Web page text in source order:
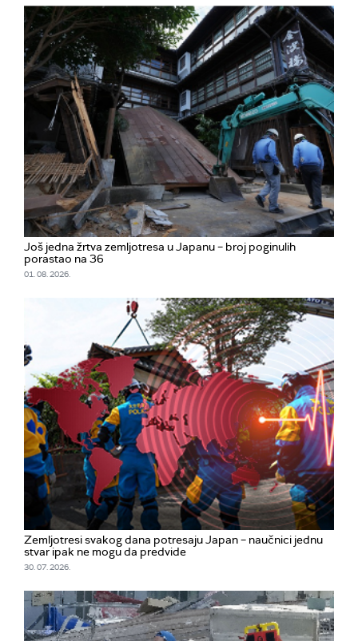
Još jedna žrtva zemljotresa u Japanu – broj poginulih
porastao na 36
01. 08. 2026.
Zemljotresi svakog dana potresaju Japan – naučnici jednu
stvar ipak ne mogu da predvide
30. 07. 2026.